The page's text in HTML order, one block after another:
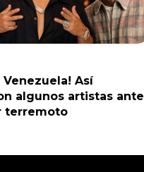
Venezuela! Así
algunos artistas ante
terremoto